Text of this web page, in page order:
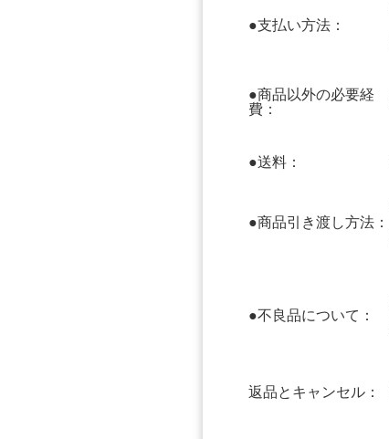
●支払い方法：
●商品以外の必要経
費：
●送料：
●商品引き渡し方法：
●不良品について：
返品とキャンセル：